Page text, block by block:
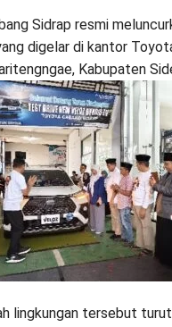
Sidrap resmi
digelar di kantor
Kabupaten
lingkungan tersebut